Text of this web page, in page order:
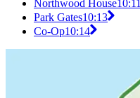
Northwood House10:11
Park Gates10:13
Co-Op10:14